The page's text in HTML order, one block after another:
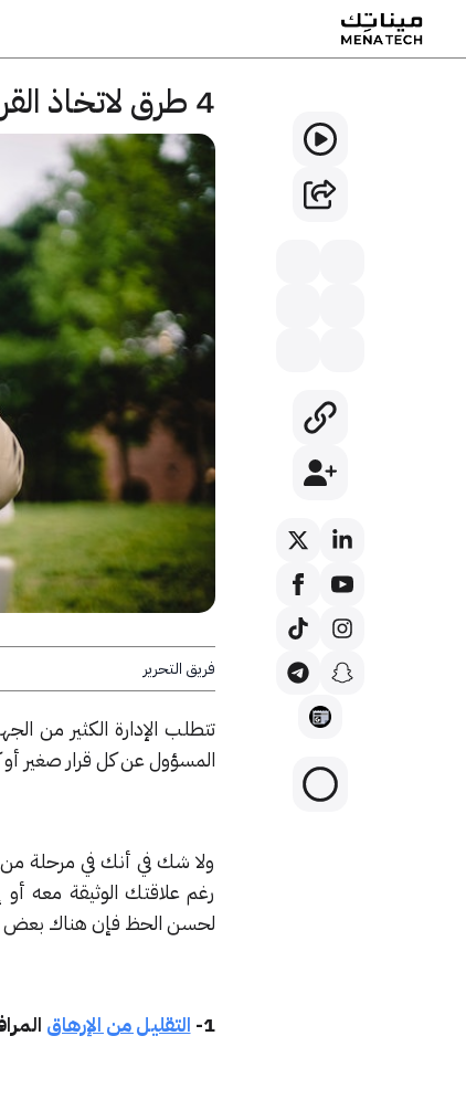
4 طرق لاتخاذ القرارات الصعبة بشكل أسهل
فريق التحرير
تتطلب الإدارة الكثير من
المسؤول عن كل قرار صغير
ولا شك في أنك في مرحلة
رغم علاقتك الوثيقة معه أو
لحسن الحظ فإن هناك بعض
1- التقليل من الإرهاق